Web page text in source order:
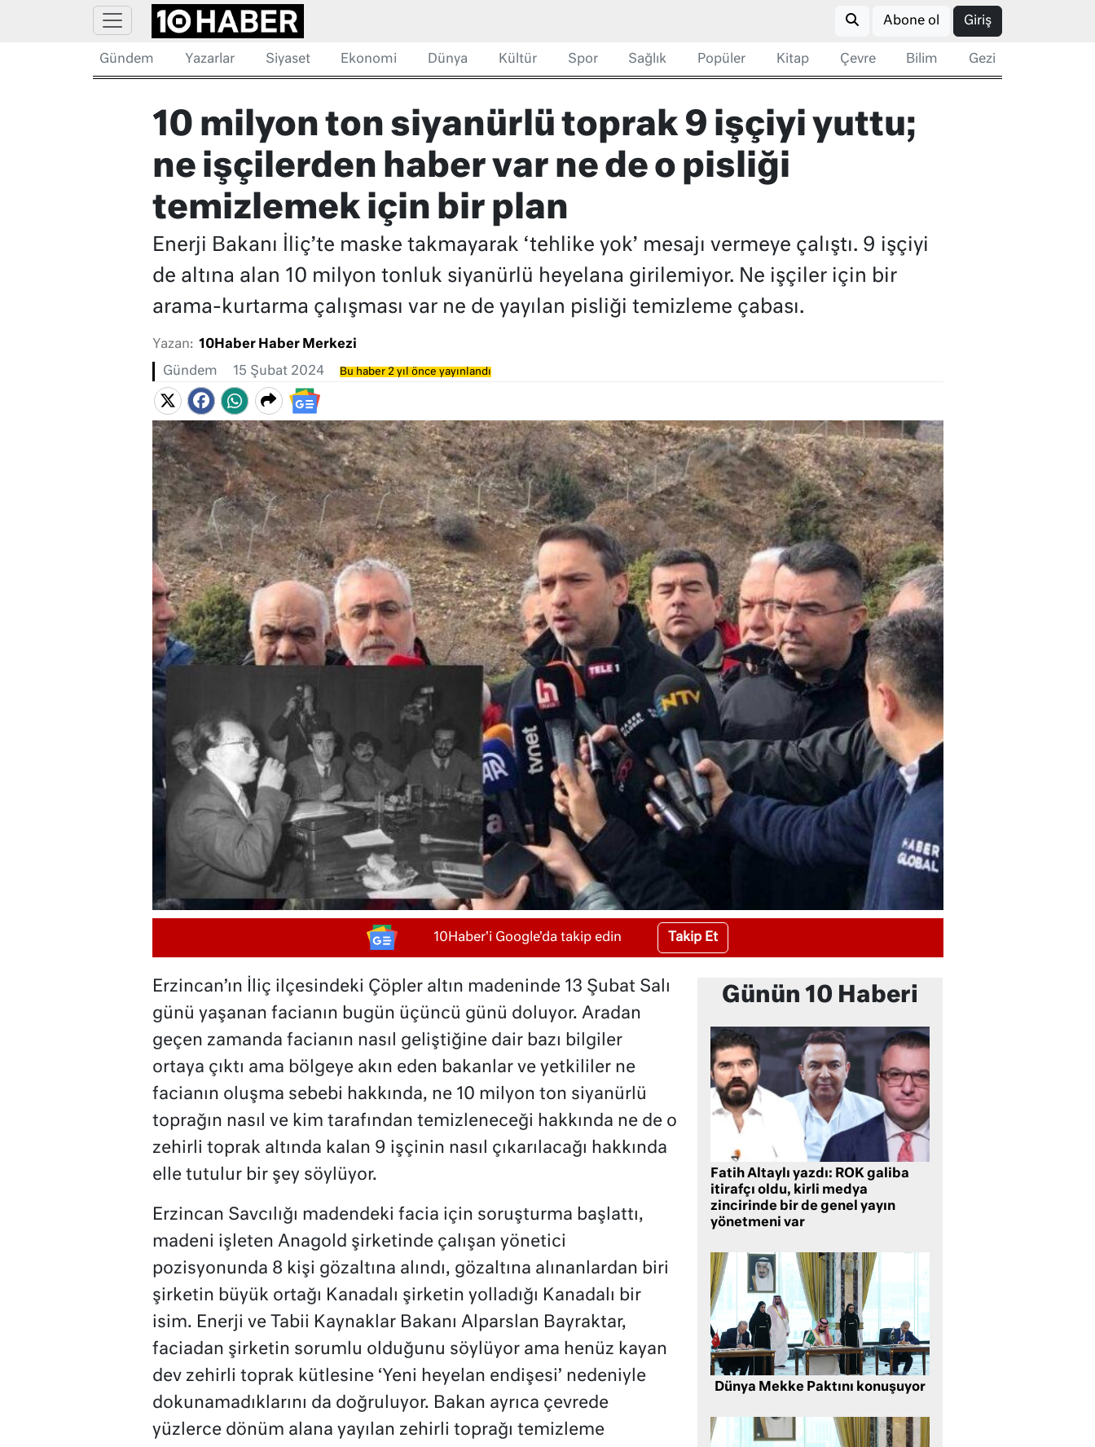
Abone ol Giriş
Gündem Yazarlar Siyaset Ekonomi Dünya Kültür Spor Sağlık Popüler Kitap Çevre Bilim Gezi
10 milyon ton siyanürlü toprak 9 işçiyi yuttu;
ne işçilerden haber var ne de o pisliği
temizlemek için bir plan
Enerji Bakanı İliç’te maske takmayarak ‘tehlike yok’ mesajı vermeye çalıştı. 9 işçiyi
de altına alan 10 milyon tonluk siyanürlü heyelana girilemiyor. Ne işçiler için bir
arama-kurtarma çalışması var ne de yayılan pisliği temizleme çabası.
Yazan: 10Haber Haber Merkezi
Gündem 15 Şubat 2024 Bu haber 2 yıl önce yayınlandı
10Haber'i Google'da takip edin Takip Et
Erzincan’ın İliç ilçesindeki Çöpler altın madeninde 13 Şubat Salı
günü yaşanan facianın bugün üçüncü günü doluyor. Aradan
geçen zamanda facianın nasıl geliştiğine dair bazı bilgiler
ortaya çıktı ama bölgeye akın eden bakanlar ve yetkililer ne
facianın oluşma sebebi hakkında, ne 10 milyon ton siyanürlü
toprağın nasıl ve kim tarafından temizleneceği hakkında ne de o
zehirli toprak altında kalan 9 işçinin nasıl çıkarılacağı hakkında
elle tutulur bir şey söylüyor.
Erzincan Savcılığı madendeki facia için soruşturma başlattı,
madeni işleten Anagold şirketinde çalışan yönetici
pozisyonunda 8 kişi gözaltına alındı, gözaltına alınanlardan biri
şirketin büyük ortağı Kanadalı şirketin yolladığı Kanadalı bir
isim. Enerji ve Tabii Kaynaklar Bakanı Alparslan Bayraktar,
faciadan şirketin sorumlu olduğunu söylüyor ama henüz kayan
dev zehirli toprak kütlesine ‘Yeni heyelan endişesi’ nedeniyle
dokunamadıklarını da doğruluyor. Bakan ayrıca çevrede
yüzlerce dönüm alana yayılan zehirli toprağı temizleme
Günün 10 Haberi
Fatih Altaylı yazdı: ROK galiba
itirafçı oldu, kirli medya
zincirinde bir de genel yayın
yönetmeni var
Dünya Mekke Paktını konuşuyor